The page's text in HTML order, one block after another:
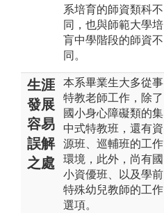
系培育的師資類科不
同，也與師範大學培
肓中學階段的師資不
同。
生涯
發展
容易
誤解
之處
本系畢業生大多從事
特教老師工作，除了
國小身心障礙類的集
中式特教班，還有資
源班、巡輔班的工作
環境，此外，尚有國
小資優班、以及學前
特殊幼兒教師的工作
選項。